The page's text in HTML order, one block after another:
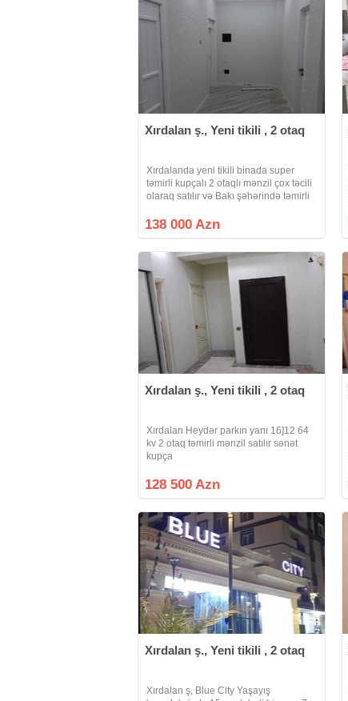
Xırdalan ş., Yeni tikili , 2 otaq
Xırdalanda yeni tikili binada super
təmirli kupçalı 2 otaqlı mənzil çox təcili
olaraq satılır və Bakı şəhərində təmirli
barter olunur. Mənzil Xırdalan
138 000 Azn
Xırdalan ş., Yeni tikili , 2 otaq
Xırdalan Heydər parkın yanı 16]12 64
kv 2 otaq təmirli mənzil satılır sənət
kupça
128 500 Azn
Xırdalan ş., Yeni tikili , 2 otaq
Xırdalan ş, Blue City Yaşayış